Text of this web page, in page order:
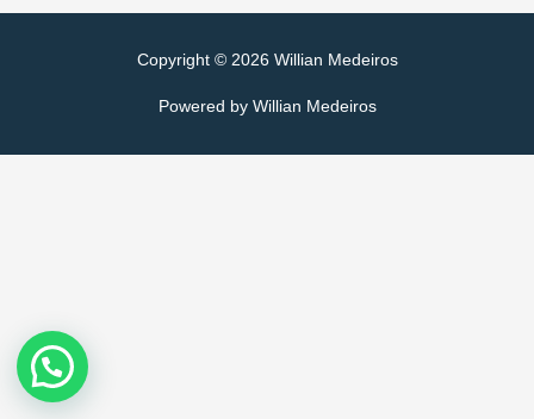
Copyright © 2026 Willian Medeiros
Powered by Willian Medeiros